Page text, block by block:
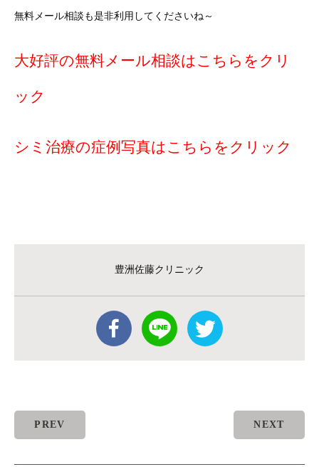
無料メール相談も是非利用してくださいね～
大好評の無料メール相談はこちらをクリ
ック
シミ治療の症例写真はこちらをクリック
豊洲佐藤クリニック
PREV NEXT